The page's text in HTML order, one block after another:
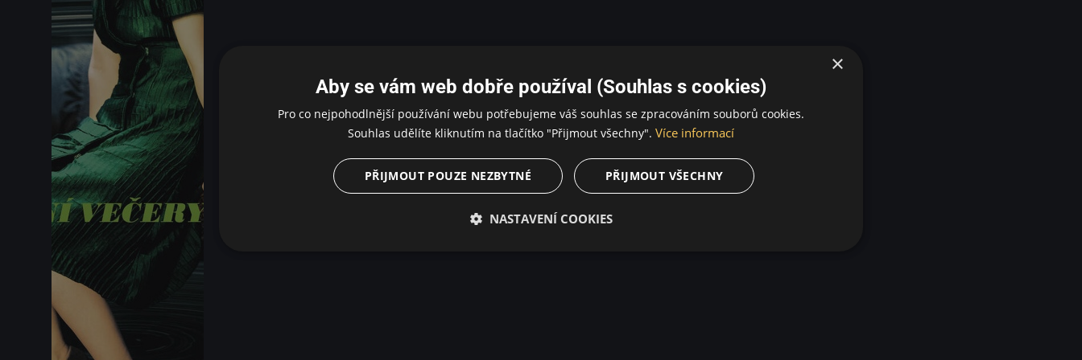
×
Aby se vám web dobře používal (Souhlas s cookies)
Pro co nejpohodlnější používání webu potřebujeme váš souhlas se zpracováním souborů cookies.
Souhlas udělíte kliknutím na tlačítko "Přijmout všechny". Více informací
PŘIJMOUT VŠECHNY
PŘIJMOUT POUZE NEZBYTNÉ
NASTAVENÍ COOKIES